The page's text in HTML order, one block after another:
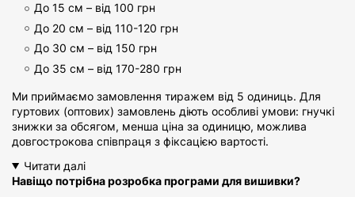
До 15 см – від 100 грн
До 20 см – від 110-120 грн
До 30 см – від 150 грн
До 35 см – від 170-280 грн
Ми приймаємо замовлення тиражем від 5 одиниць. Для
гуртових (оптових) замовлень діють особливі умови: гнучкі
знижки за обсягом, менша ціна за одиницю, можлива
довгострокова співпраця з фіксацією вартості.
Читати далі
Навіщо потрібна розробка програми для вишивки?